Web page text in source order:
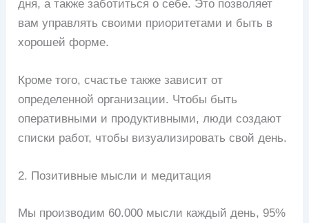
дня, а также заботиться о себе. Это позволяет
вам управлять своими приоритетами и быть в
хорошей форме.
Кроме того, счастье также зависит от
определенной организации. Чтобы быть
оперативными и продуктивными, люди создают
списки работ, чтобы визуализировать свой день.
2. Позитивные мысли и медитация
Мы производим 60.000 мысли каждый день, 95%